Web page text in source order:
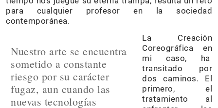
para cualquier profesor en la sociedad
contemporánea.
Nuestro arte se encuentra
sometido a constante
riesgo por su carácter
fugaz, aun cuando las
nuevas tecnologías
La Creación
Coreográfica en
mi caso, ha
transitado por
dos caminos. El
primero, el
tratamiento al